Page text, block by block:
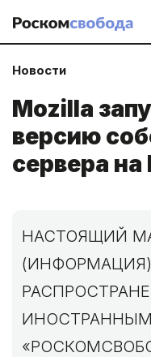
Новости
Mozilla
версию
сервера
НАСТОЯЩИЙ